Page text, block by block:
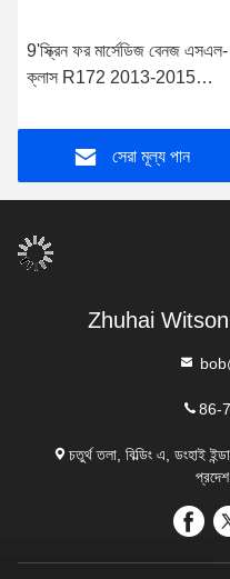
9'স্ক্রিন ফর মার্সেডিজ বেনজ এসএল-
ক্লাস R172 2013-2015
NTG4.5 অ্যান্ড্রয়েড মাল্টিমিডিয়া
সেরা মূল্য পান
Zhuhai
86-
চতুর্থ তলা, বিল্ডিং এ, ডংহাই